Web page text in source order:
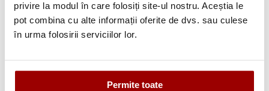
privire la modul în care folosiți site-ul nostru. Aceștia le
pot combina cu alte informații oferite de dvs. sau culese
în urma folosirii serviciilor lor.
Permite toate
Pana la12 ratefara dobanda
Retur in 14 zile
Urmareste-ne pe: